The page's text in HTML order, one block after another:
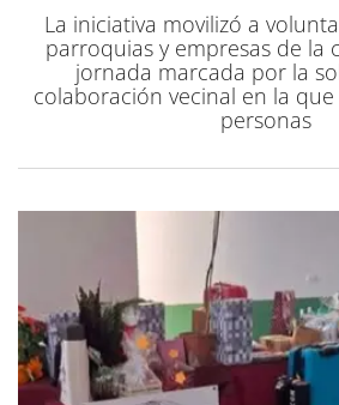
La iniciativa movilizó a
parroquias y empresas de la
jornada marcada por la
colaboración vecinal en la
personas